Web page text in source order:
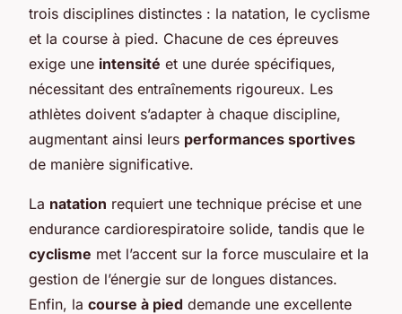
trois disciplines distinctes : la natation, le cyclisme
et la course à pied. Chacune de ces épreuves
exige une intensité et une durée spécifiques,
nécessitant des entraînements rigoureux. Les
athlètes doivent s’adapter à chaque discipline,
augmentant ainsi leurs performances sportives
de manière significative.
La natation requiert une technique précise et une
endurance cardiorespiratoire solide, tandis que le
cyclisme met l’accent sur la force musculaire et la
gestion de l’énergie sur de longues distances.
Enfin, la course à pied demande une excellente